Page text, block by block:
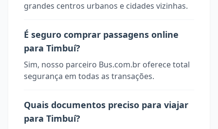
grandes centros urbanos e cidades vizinhas.
É seguro comprar passagens online
para Timbuí?
Sim, nosso parceiro Bus.com.br oferece total
segurança em todas as transações.
Quais documentos preciso para viajar
para Timbuí?